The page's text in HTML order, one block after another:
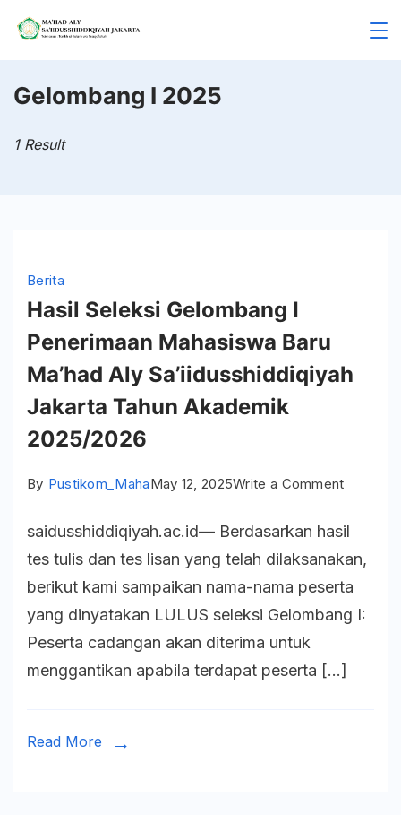
Skip
Aly
Gelombang I 2025
1 Result
Berita
Hasil Seleksi Gelombang I
Penerimaan Mahasiswa Baru
Ma’had Aly Sa’iidusshiddiqiyah
Jakarta Tahun Akademik
2025/2026
By Pustikom_MahaMay 12, 2025Write a Commenton
Seleksi
I
Baru
saidusshiddiqiyah.ac.id— Berdasarkan hasil
tes tulis dan tes lisan yang telah dilaksanakan,
berikut kami sampaikan nama-nama peserta
yang dinyatakan LULUS seleksi Gelombang I:
Peserta cadangan akan diterima untuk
menggantikan apabila terdapat peserta […]
Read More